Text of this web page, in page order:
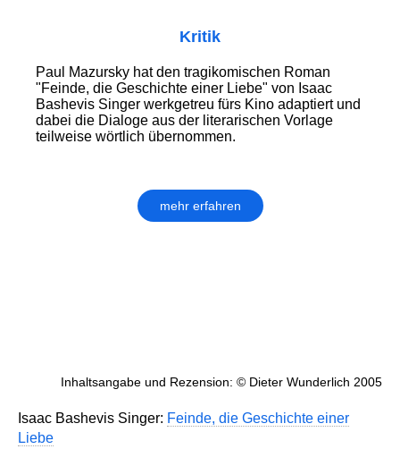
Kritik
Paul Mazursky hat den tragikomischen Roman
"Feinde, die Geschichte einer Liebe" von Isaac
Bashevis Singer werkgetreu fürs Kino adaptiert und
dabei die Dialoge aus der literarischen Vorlage
teilweise wörtlich übernommen.
mehr erfahren
Inhaltsangabe und Rezension: © Dieter Wunderlich 2005
Isaac Bashevis Singer: Feinde, die Geschichte einer
Liebe